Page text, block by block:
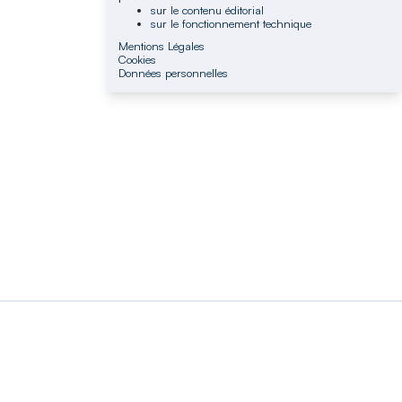
sur le contenu éditorial
sur le fonctionnement technique
Mentions Légales
Cookies
Données personnelles